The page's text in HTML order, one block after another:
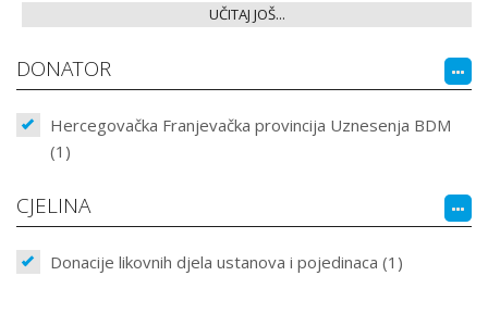
UČITAJ JOŠ...
DONATOR
Hercegovačka Franjevačka provincija Uznesenja BDM
(1)
CJELINA
Donacije likovnih djela ustanova i pojedinaca (1)